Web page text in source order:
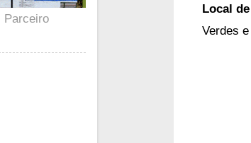
Local
Verdes
Parceiro